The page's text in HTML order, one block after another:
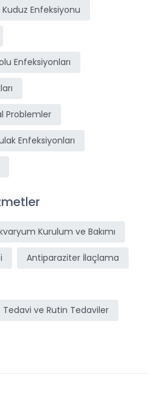
Kuduz Enfeksiyonu
Enfeksiyonları
Problemler
Enfeksiyonları
Kurulum ve Bakımı
Antiparaziter İlaçlama
Tedavi ve Rutin Tedaviler